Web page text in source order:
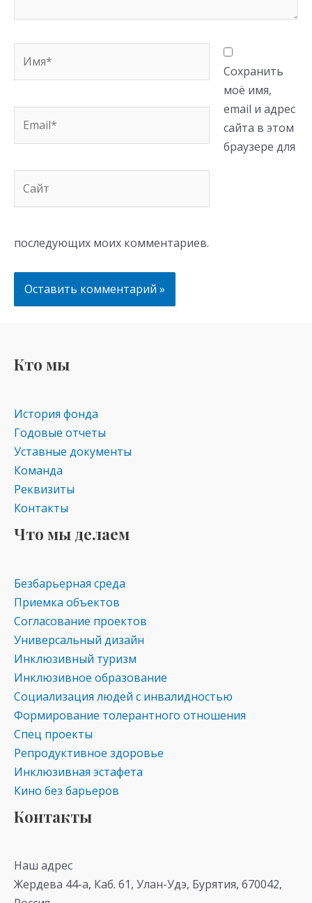
Сохранить
моё имя,
email и адрес
сайта в этом
браузере для
последующих моих комментариев.
Кто мы
История фонда
Годовые отчеты
Уставные документы
Команда
Реквизиты
Контакты
Что мы делаем
Безбарьерная среда
Приемка объектов
Согласование проектов
Универсальный дизайн
Инклюзивный туризм
Инклюзивное образование
Социализация людей с инвалидностью
Формирование толерантного отношения
Спец проекты
Репродуктивное здоровье
Инклюзивная эстафета
Кино без барьеров
Контакты
Наш адрес
Жердева 44-а, Каб. 61, Улан-Удэ, Бурятия, 670042,